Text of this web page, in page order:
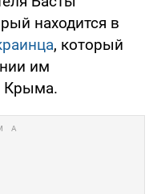
находится в
, который
им
Крыма.